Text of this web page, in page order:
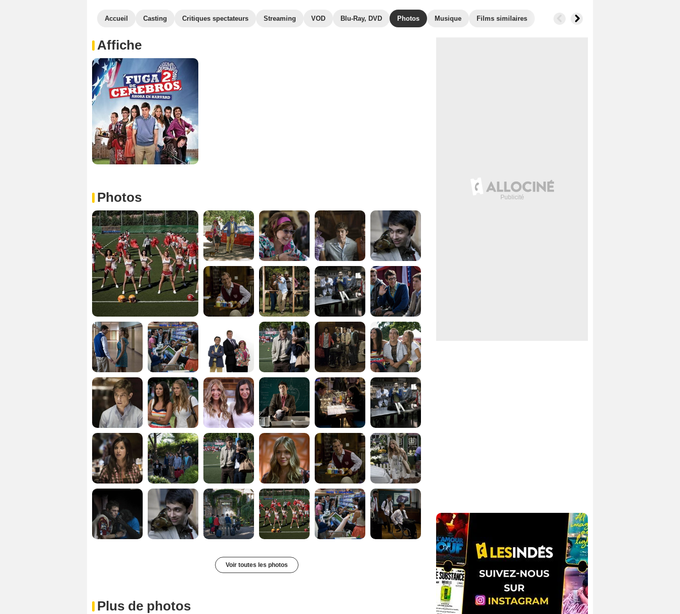
Accueil Casting Critiques spectateurs Streaming VOD Blu-Ray, DVD Photos Musique Films similaires
Affiche
Photos
Voir toutes les photos
Plus de photos